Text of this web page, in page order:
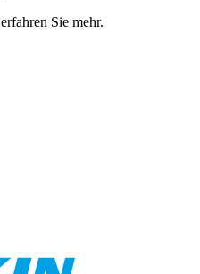
erfahren Sie mehr.